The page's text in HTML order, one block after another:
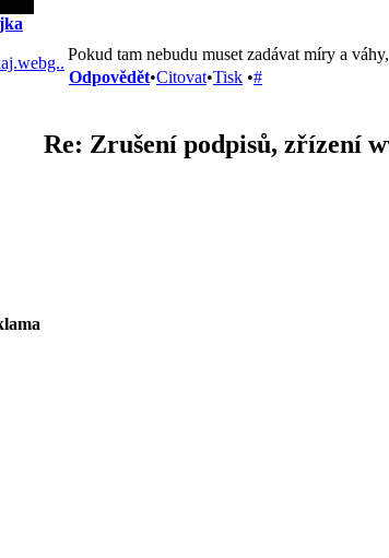
Pokud tam nebudu muset zadávat míry a
Odpovědět•Citovat•Tisk •#
Re: Zrušení podpisů, zřízení